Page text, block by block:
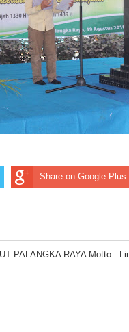
Share on Google Plus
PALANGKA RAYA Motto :